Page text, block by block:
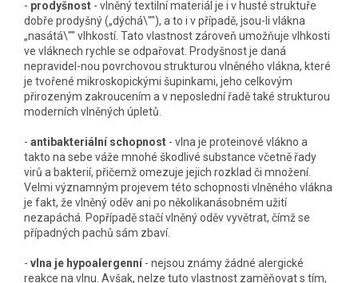
- prodyšnost - vlněný textilní materiál je i v husté struktuře
dobře prodyšný („dýchá\""), a to i v případě, jsou-li vlákna
„nasátá\"" vlhkostí. Tato vlastnost zároveň umožňuje vlhkosti
ve vláknech rychle se odpařovat. Prodyšnost je daná
nepravidel-nou povrchovou strukturou vlněného vlákna, které
je tvořené mikroskopickými šupinkami, jeho celkovým
přirozeným zakroucením a v neposlední řadě také strukturou
moderních vlněných úpletů.
- antibakteriální schopnost - vlna je proteinové vlákno a
takto na sebe váže mnohé škodlivé substance včetně řady
virů a bakterií, přičemž omezuje jejich rozklad či množení.
Velmi významným projevem této schopnosti vlněného vlákna
je fakt, že vlněný oděv ani po několikanásobném užití
nezapáchá. Popřípadě stačí vlněný oděv vyvětrat, čímž se
případných pachů sám zbaví.
- vlna je hypoalergenní - nejsou známy žádné alergické
reakce na vlnu. Avšak, nelze tuto vlastnost zaměňovat s tím,